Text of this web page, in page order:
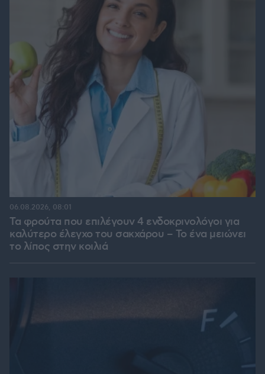
Τα φρούτα που επιλέγουν 4 ενδοκρινολόγοι για
καλύτερο έλεγχο του σακχάρου – Το ένα μειώνει
το λίπος στην κοιλιά
06.08.2026, 08:01